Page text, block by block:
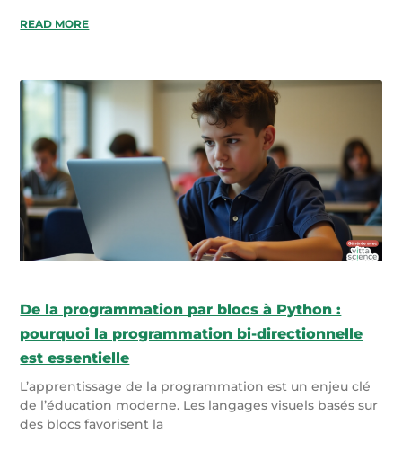
READ MORE
De la programmation par blocs à Python :
pourquoi la programmation bi-directionnelle
est essentielle
L’apprentissage de la programmation est un enjeu clé
de l’éducation moderne. Les langages visuels basés sur
des blocs favorisent la